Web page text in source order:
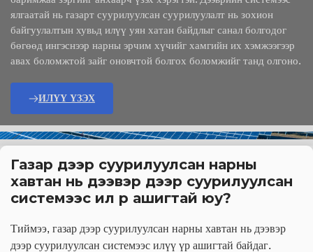
ялгаатай нь газарт суурилуулсан суурилуулалт нь зохион
байгуулалтын хувьд илүү уян хатан байдлыг санал болгодог
бөгөөд ингэснээр нарны эрчим хүчийг хамгийн их хэмжээгээр
ИЛҮҮ ҮЗЭХ
Газар дээр суурилуулсан нарны
хавтан нь дээвэр дээр суурилуулсан
системээс илүү үр ашигтай юу?
Тиймээ, газар дээр суурилуулсан нарны хавтан нь дээвэр
дээр суурилуулсан системээс илүү үр ашигтай байдаг.